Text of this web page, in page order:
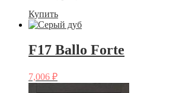
Купить
F17 Ballo Forte
7,006 ₽